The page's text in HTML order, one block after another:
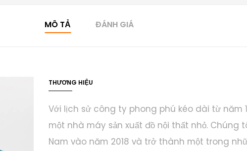
MÔ TẢ ĐÁNH GIÁ
THƯƠNG HIỆU
Với lịch sử công ty phong phú kéo dài từ năm
một nhà máy sản xuất đồ nội thất nhỏ. Chúng
Nam vào năm 2018 và trở thành một trong